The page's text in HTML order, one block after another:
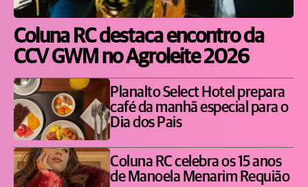
Coluna RC destaca encontro da
CCV GWM no Agroleite 2026
Planalto Select Hotel prepara
café da manhã especial para o
Dia dos Pais
Coluna RC celebra os 15 anos
de Manoela Menarim Requião